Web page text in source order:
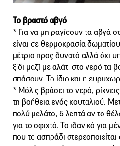
Το βραστό αβγό
* Για να μη ραγίσουν τα αβγά
είναι σε θερμοκρασία
μέτριο προς δυνατό αλλά όχι
ξίδι μαζί με αλάτι στο νερό τα
σπάσουν. Το ίδιο και η
* Μόλις βράσει το νερό,
τη βοήθεια ενός κουταλιού.
πολύ μελάτο, 5 λεπτά αν το
για το σφιχτό. Το ιδανικό για
που το ασπράδι